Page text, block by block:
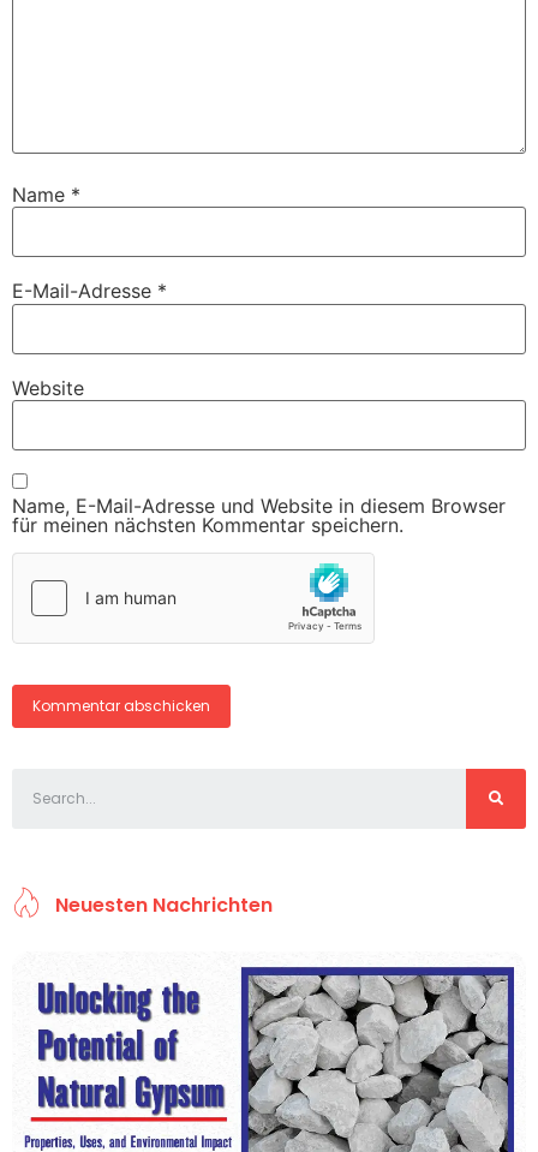
Name *
E-Mail-Adresse *
Website
Name, E-Mail-Adresse und Website in diesem Browser
für meinen nächsten Kommentar speichern.
Neuesten Nachrichten